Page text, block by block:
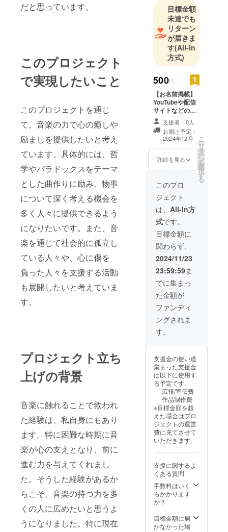
だと思っています。
このプロジェクト
で実現したいこと
このプロジェクトを通じ
て、音楽の力で心の癒しや
励ましを提供したいと考え
ています。具体的には、哲
学やパラドックスをテーマ
とした曲作りに励み、物事
について深く考える機会を
多く人々に提供できるよう
になりたいです。また、音
楽を通じて社会的に孤立し
ている人々や、心に傷を
負った人々を支援する活動
も展開したいと考えていま
す。
プロジェクト立ち
上げの背景
音楽に触れることで救われ
た経験は、私自身にもあり
ます。特に困難な時期に音
楽が心の支えとなり、前に
進む力を与えてくれまし
た。そうした経験があるか
らこそ、音楽の持つ力を多
くの人に広めたいと思うよ
うになりました。特に現在
目標金額
未達でも
リターン
が届きま
す(All-in
方式)
500円
【お名前掲載】
YouTubeや配信
サイトなどの概
要欄に、支援者
様のお名前
（ニックネー
ム）を掲載しま
す。 ・掲載期
間：2026年1月
15日まで ・掲載
・支援時、必ず
備考欄に希望さ
れるお名前をご
記入ください。
支援者：0人
お届け予定：
2024年12月
詳細を見る
こ
の
リ
タ
ー
ン
を
選
択
す
る
このプロ
ジェクト
は、 All-In方
式です。
目標金額に
関わらず、
2024/11/23
23:59:59ま
でに集まっ
た金額が
ファンディ
ングされま
す。
支援金の使い道
集まった支援金
は以下に使用す
る予定です。
広報/宣伝費
作品制作費
※目標金額を超
えた場合はプロ
ジェクトの運営
費に充てさせて
いただきます。
支援に関するよ
くある質問
手数料はいく
らかかります
か？
目標金額に届
かなかった場